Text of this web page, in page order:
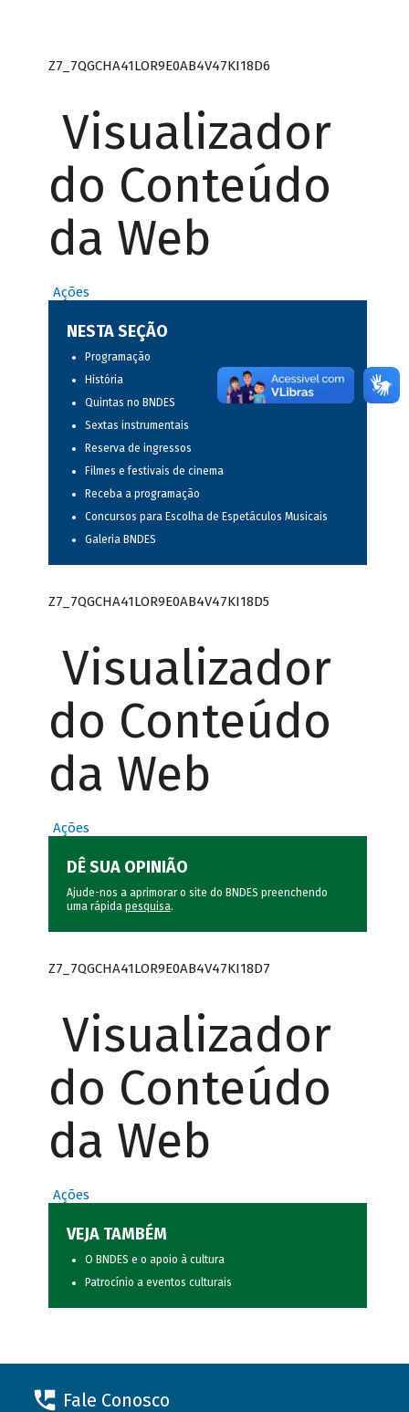
Z7_7QGCHA41LOR9E0AB4V47KI18D6
Visualizador
do Conteúdo
da Web
Ações
NESTA SEÇÃO
Programação
História
Quintas no BNDES
Sextas instrumentais
Reserva de ingressos
Filmes e festivais de cinema
Receba a programação
Concursos para Escolha de Espetáculos Musicais
Galeria BNDES
Z7_7QGCHA41LOR9E0AB4V47KI18D5
Visualizador
do Conteúdo
da Web
Ações
DÊ SUA OPINIÃO
Ajude-nos a aprimorar o site do BNDES preenchendo
uma rápida pesquisa.
Z7_7QGCHA41LOR9E0AB4V47KI18D7
Visualizador
do Conteúdo
da Web
Ações
VEJA TAMBÉM
O BNDES e o apoio à cultura
Patrocínio a eventos culturais
Fale Conosco